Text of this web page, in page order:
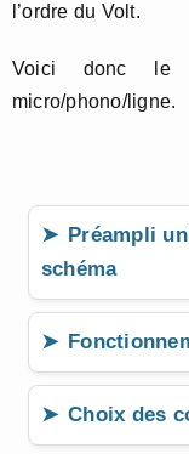
l’ordre du Volt.
Voici donc le
micro/phono/ligne.
Préampli
schéma
Choix des